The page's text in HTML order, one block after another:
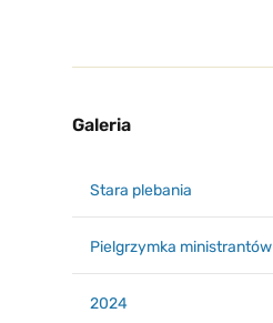
Galeria
Stara plebania
Pielgrzymka ministrantów
2024